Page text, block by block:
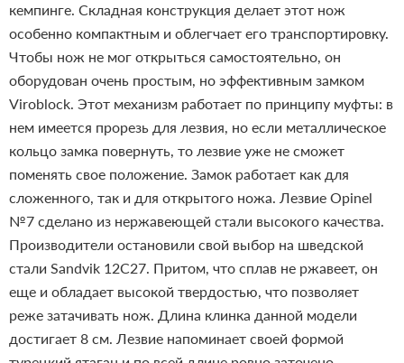
кемпинге. Складная конструкция делает этот нож
особенно компактным и облегчает его транспортировку.
Чтобы нож не мог открыться самостоятельно, он
оборудован очень простым, но эффективным замком
Viroblock. Этот механизм работает по принципу муфты: в
нем имеется прорезь для лезвия, но если металлическое
кольцо замка повернуть, то лезвие уже не сможет
поменять свое положение. Замок работает как для
сложенного, так и для открытого ножа. Лезвие Opinel
№7 сделано из нержавеющей стали высокого качества.
Производители остановили свой выбор на шведской
стали Sandvik 12C27. Притом, что сплав не ржавеет, он
еще и обладает высокой твердостью, что позволяет
реже затачивать нож. Длина клинка данной модели
достигает 8 см. Лезвие напоминает своей формой